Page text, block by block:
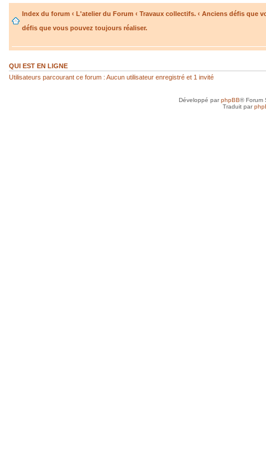
Index du forum ‹ L'atelier du Forum ‹ Travaux collectifs. ‹ Anciens défis que
défis que vous pouvez toujours réaliser.
QUI EST EN LIGNE
Utilisateurs parcourant ce forum : Aucun utilisateur enregistré et 1 invité
Développé parphpBB® Forum
Traduit par